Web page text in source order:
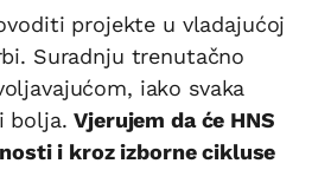
projekte u vladajućoj
Suradnju trenutačno
iako svaka
bolja.Vjerujem da će HNS
i kroz izborne cikluse